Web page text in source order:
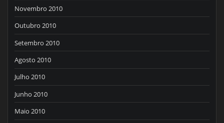
Novembro 2010
Outubro 2010
Setembro 2010
Agosto 2010
Julho 2010
Junho 2010
Maio 2010